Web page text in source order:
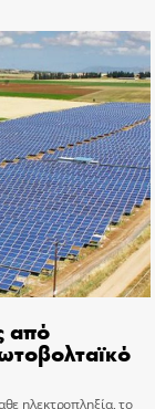
από
ηλεκτροπληξία, το